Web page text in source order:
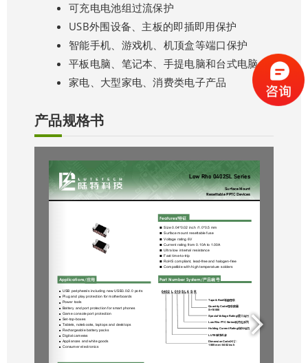
可充电电池组过流保护
USB外围设备、主板的即插即用保护
智能手机、游戏机、机顶盒等端口保护
平板电脑、笔记本、手提电脑和台式电脑
家电、大型家电、消费类电子产品
产品规格书